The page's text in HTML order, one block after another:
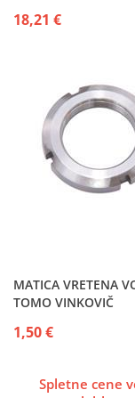
18,21 €
MATICA VRETENA
TOMO VINKOVIČ
1,50 €
Spletne cene